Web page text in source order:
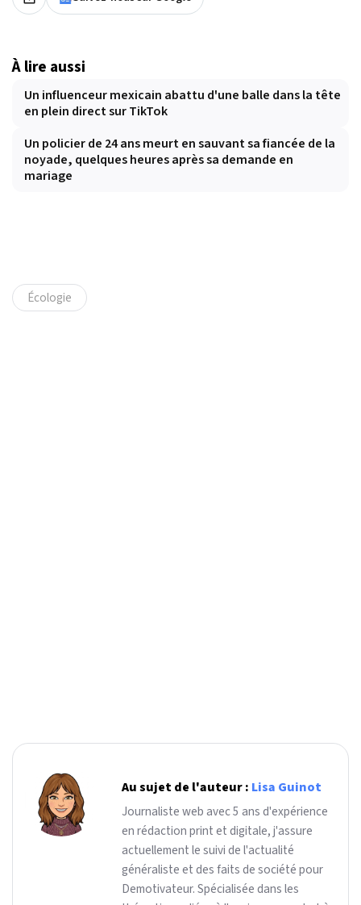
À lire aussi
Un influenceur mexicain abattu d'une balle dans la tête
en plein direct sur TikTok
Un policier de 24 ans meurt en sauvant sa fiancée de la
noyade, quelques heures après sa demande en
mariage
Écologie
Au sujet de l'auteur : Lisa Guinot
Journaliste web avec 5 ans d'expérience
en rédaction print et digitale, j'assure
actuellement le suivi de l'actualité
généraliste et des faits de société pour
Demotivateur. Spécialisée dans les